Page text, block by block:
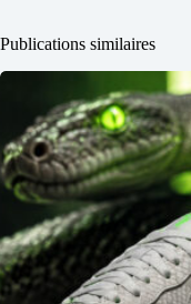
Publications similaires